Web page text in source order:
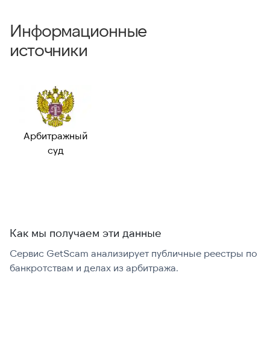
Информационные
источники
Арбитражный
суд
Как мы получаем эти данные
Сервис GetScam анализирует публичные реестры по
банкротствам и делах из арбитража.